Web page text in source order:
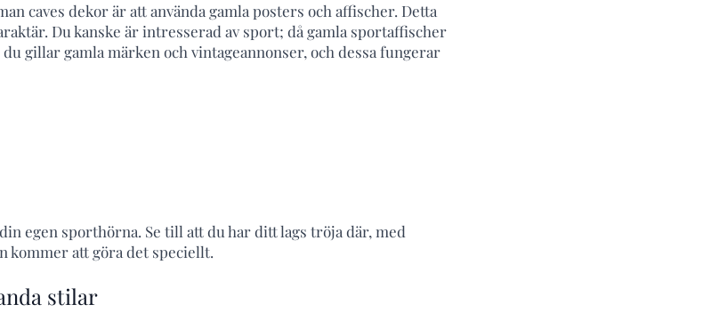
caves dekor är att använda gamla posters och affischer. Detta
Du kanske är intresserad av sport; då gamla sportaffischer
gillar gamla märken och vintageannonser, och dessa fungerar
egen sporthörna. Se till att du har ditt lags tröja där, med
kommer att göra det speciellt.
stilar